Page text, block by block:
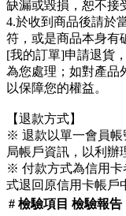
缺漏或毀損，恕不接
4.於收到商品後請於
符，或是商品本身有
[我的訂單]申請退貨
為您處理；如對產品
以保障您的權益。
【退款方式】
※ 退款以單一會員帳
局帳戶資訊，以利辦
※ 付款方式為信用卡
式退回原信用卡帳戶
# 檢驗項目 檢驗報告